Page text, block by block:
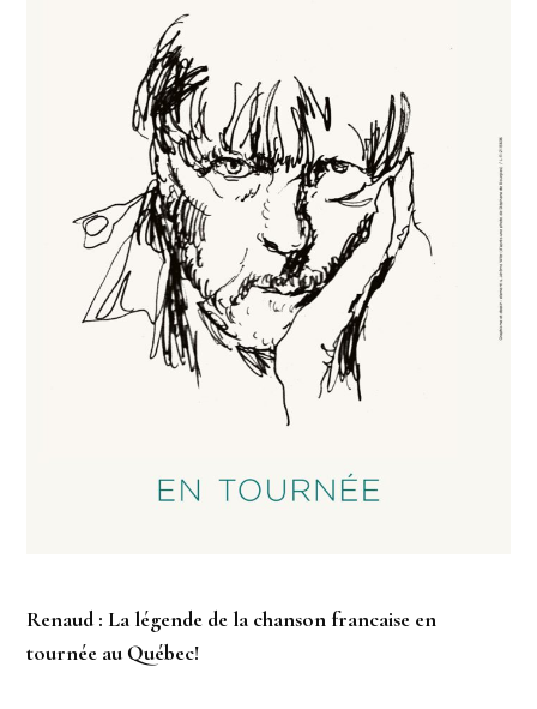
Renaud : La légende de la chanson francaise en
tournée au Québec!